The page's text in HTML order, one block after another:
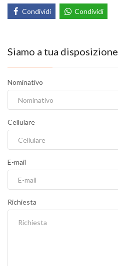
Condividi Condividi
Siamo a tua disposizione
Nominativo
Cellulare
E-mail
Richiesta